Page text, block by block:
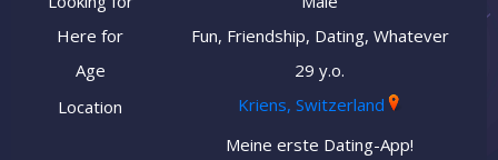
Here for
Fun, Friendship, Dating, Whatever
Age
29 y.o.
Location
Kriens, Switzerland
Meine erste Dating-App!